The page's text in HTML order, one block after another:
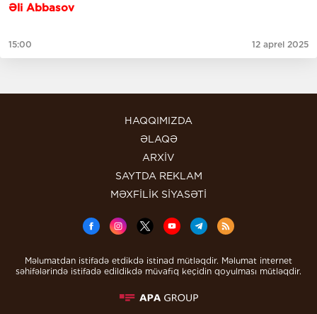
Əli Abbasov
15:00 12 aprel 2025
HAQQIMIZDA
ƏLAQƏ
ARXİV
SAYTDA REKLAM
MƏXFİLİK SİYASƏTİ
Məlumatdan istifadə etdikdə istinad mütləqdir. Məlumat internet
səhifələrində istifadə edildikdə müvafiq keçidin qoyulması mütləqdir.